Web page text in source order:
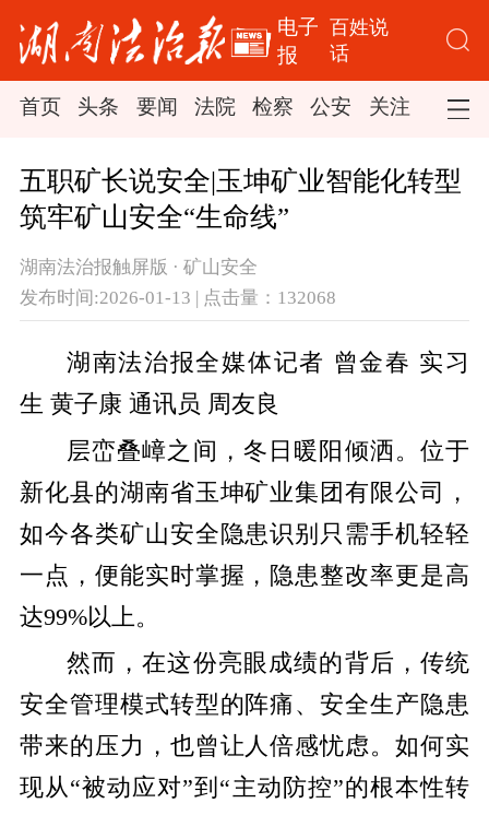
电子
报
百姓说
话
首页 头条 要闻 法院 检察 公安 关注 司法
五职矿长说安全|玉坤矿业智能化转型
筑牢矿山安全“生命线”
湖南法治报触屏版 · 矿山安全
发布时间:2026-01-13 | 点击量：132068
湖南法治报全媒体记者 曾金春 实习
生 黄子康 通讯员 周友良
层峦叠嶂之间，冬日暖阳倾洒。位于
新化县的湖南省玉坤矿业集团有限公司，
如今各类矿山安全隐患识别只需手机轻轻
一点，便能实时掌握，隐患整改率更是高
达99%以上。
然而，在这份亮眼成绩的背后，传统
安全管理模式转型的阵痛、安全生产隐患
带来的压力，也曾让人倍感忧虑。如何实
现从“被动应对”到“主动防控”的根本性转